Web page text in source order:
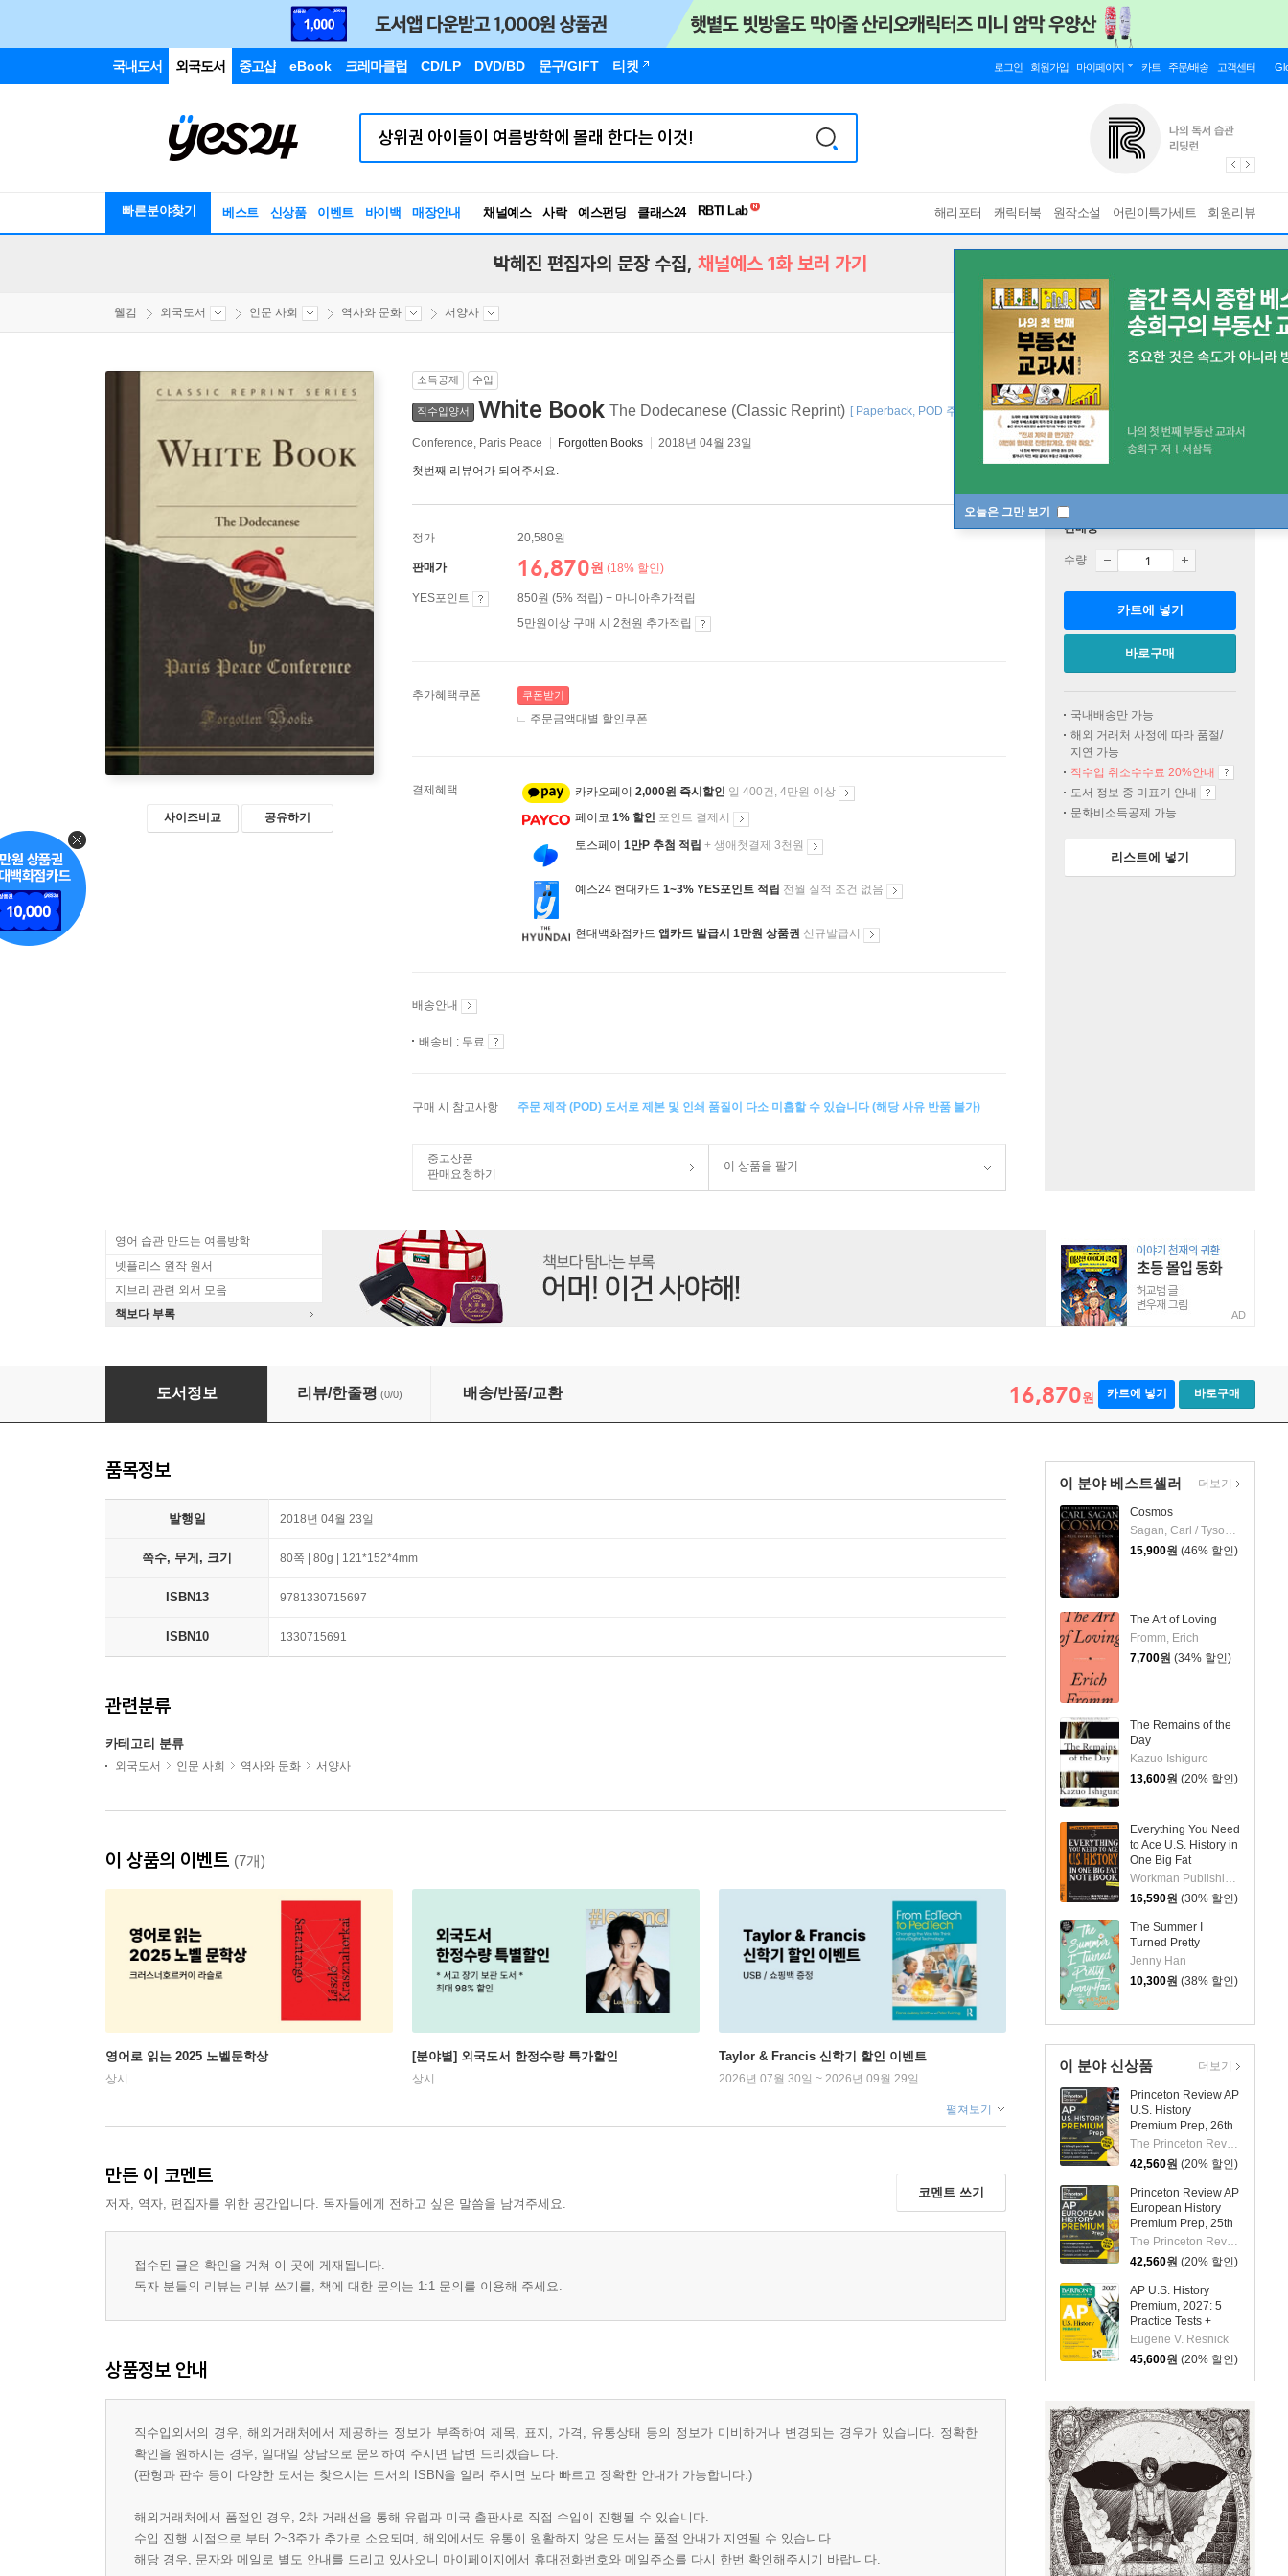
국내도서 외국도서 중고샵 eBook 크레마클럽 CD/LP DVD/BD 문구/GIFT 티켓 로그인 회원가입 마이페이지 카트 주문/배송 고객센터
빠른분야찾기 베스트 신상품 이벤트 바이백 매장안내 채널예스 사락 예스펀딩 클래스24
독서유형검사
해리포터 캐릭터북 원작소설 어린이특가세트 회원리뷰
오늘은 그만 보기
박혜진 편집자의 문장 수집, 채널예스 1화 보러 가기
웰컴 외국도서 인문 사회 역사와 문화 서양사
사이즈비교 공유하기
소득공제 수입
직수입양서 White Book The Dodecanese (Classic Reprint) [ Paperback, POD 주문제작도서 ] 바인딩 & 에디션 안내
Conference, Paris Peace Forgotten Books 2018년 04월 23일
첫번째 리뷰어가 되어주세요.
정가 20,580원
판매가 16,870원 (18% 할인)
YES포인트
850원 (5% 적립) + 마니아추가적립
5만원이상 구매 시 2천원 추가적립
추가혜택쿠폰 쿠폰받기
주문금액대별 할인쿠폰
결제혜택 카카오페이 2,000원 즉시할인 일 400건, 4만원 이상
페이코 1% 할인 포인트 결제시
토스페이 1만P 추첨 적립 + 생애첫결제 3천원
예스24 현대카드 1~3% YES포인트 적립 전월 실적 조건 없음
현대백화점카드 앱카드 발급시 1만원 상품권 신규발급시
배송안내
배송비 : 무료
구매 시 참고사항 주문 제작 (POD) 도서로 제본 및 인쇄 품질이 다소 미흡할 수 있습니다 (해당 사유 반품 불가)
중고상품
판매요청하기
이 상품을 팔기
판매중
수량
카트에 넣기
바로구매
국내배송만 가능
해외 거래처 사정에 따라 품절/
지연 가능
직수입 취소수수료 20%안내
도서 정보 중 미표기 안내
문화비소득공제 가능
리스트에 넣기
영어 습관 만드는 여름방학
넷플리스 원작 원서
지브리 관련 외서 모음
책보다 부록
AD
White Book
도서정보 리뷰/한줄평 (0/0) 배송/반품/교환 16,870원 카트에 넣기 바로구매
이 분야 베스트셀러
Cosmos
Sagan, Carl / Tyson, Neil Degrasse / Druyan, Ann
15,900원 (46% 할인)
The Art of Loving
Fromm, Erich
7,700원 (34% 할인)
The Remains of the
Day
Kazuo Ishiguro
13,600원 (20% 할인)
Everything You Need
to Ace U.S. History in
One Big Fat
Notebook, 2nd
Edition: The
Complete Middle
School Study Guide
Workman Publishing / Rothman, Lily / Editors of Brain Quest
16,590원 (30% 할인)
The Summer I
Turned Pretty
Jenny Han
10,300원 (38% 할인)
더보기
이 분야 신상품
Princeton Review AP
U.S. History
Premium Prep, 26th
Edition: 6 Practice
Tests + Digital
Practice Online +
Content Review
The Princeton Review
42,560원 (20% 할인)
Princeton Review AP
European History
Premium Prep, 25th
Edition: 6 Practice
Tests + Digital
Practice Online +
Content Review
The Princeton Review
42,560원 (20% 할인)
AP U.S. History
Premium, 2027: 5
Practice Tests +
Comprehensive
Review + Online
Practice
Eugene V. Resnick
45,600원 (20% 할인)
더보기
품목정보
발행일 2018년 04월 23일
쪽수, 무게, 크기 80쪽 | 80g | 121*152*4mm
ISBN13 9781330715697
ISBN10 1330715691
관련분류
카테고리 분류
외국도서 인문 사회 역사와 문화 서양사
이 상품의 이벤트 (7개)
영어로 읽는 2025 노벨문학상
상시
[분야별] 외국도서 한정수량 특가할인
상시
Taylor & Francis 신학기 할인 이벤트
2026년 07월 30일 ~ 2026년 09월 29일
펼쳐보기
만든 이 코멘트
저자, 역자, 편집자를 위한 공간입니다. 독자들에게 전하고 싶은 말씀을 남겨주세요.
코멘트 쓰기
접수된 글은 확인을 거쳐 이 곳에 게재됩니다.
독자 분들의 리뷰는 리뷰 쓰기를, 책에 대한 문의는 1:1 문의를 이용해 주세요.
상품정보 안내
직수입외서의 경우, 해외거래처에서 제공하는 정보가 부족하여 제목, 표지, 가격, 유통상태 등의 정보가 미비하거나 변경되는 경우가 있습니다. 정확한
확인을 원하시는 경우, 일대일 상담으로 문의하여 주시면 답변 드리겠습니다.
(판형과 판수 등이 다양한 도서는 찾으시는 도서의 ISBN을 알려 주시면 보다 빠르고 정확한 안내가 가능합니다.)
해외거래처에서 품절인 경우, 2차 거래선을 통해 유럽과 미국 출판사로 직접 수입이 진행될 수 있습니다.
수입 진행 시점으로 부터 2~3주가 추가로 소요되며, 해외에서도 유통이 원활하지 않은 도서는 품절 안내가 지연될 수 있습니다.
해당 경우, 문자와 메일로 별도 안내를 드리고 있사오니 마이페이지에서 휴대전화번호와 메일주소를 다시 한번 확인해주시기 바랍니다.